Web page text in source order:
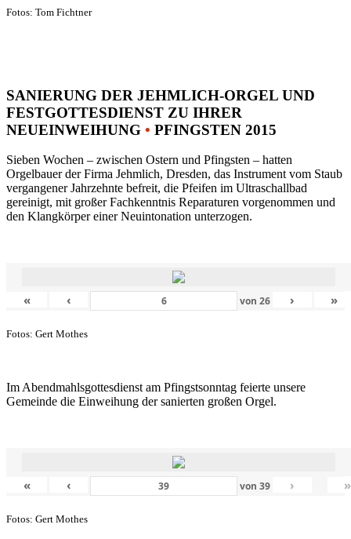
Fotos: Tom Fichtner
SANIERUNG DER JEHMLICH-ORGEL UND
FESTGOTTESDIENST ZU IHRER
NEUEINWEIHUNG • PFINGSTEN 2015
Sieben Wochen – zwischen Ostern und Pfingsten – hatten
Orgelbauer der Firma Jehmlich, Dresden, das Instrument vom Staub
vergangener Jahrzehnte befreit, die Pfeifen im Ultraschallbad
gereinigt, mit großer Fachkenntnis Reparaturen vorgenommen und
den Klangkörper einer Neuintonation unterzogen.
« ‹ von26 › »
Fotos: Gert Mothes
Im Abendmahlsgottesdienst am Pfingstsonntag feierte unsere
Gemeinde die Einweihung der sanierten großen Orgel.
« ‹ von39 › »
Fotos: Gert Mothes